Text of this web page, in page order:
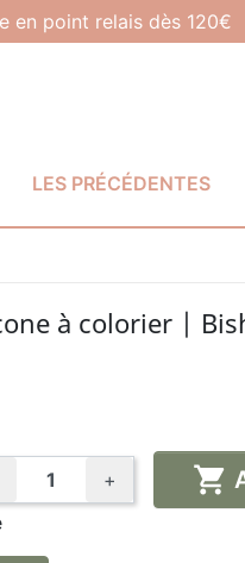
en point relais dès 120€
LES PRÉCÉDENTES
à colorier |
+ 